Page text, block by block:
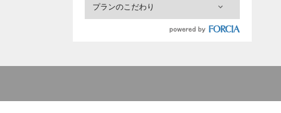
プランのこだわり